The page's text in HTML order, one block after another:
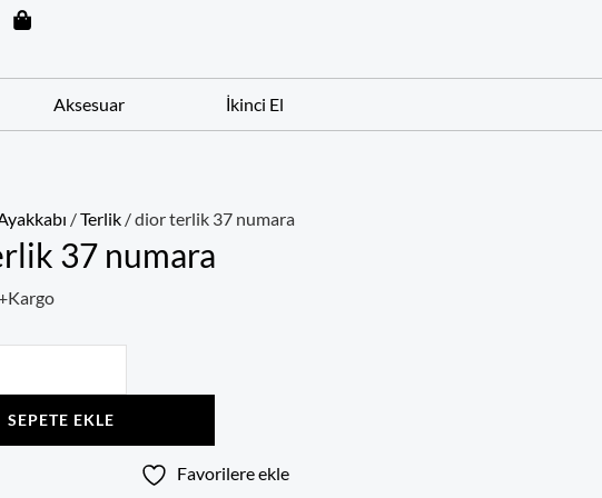
S
h
n
a
g
Aksesuar İkinci El
/Terlik / dior terlik 37 numara
37 numara
SEPETE EKLE
Favorilere ekle